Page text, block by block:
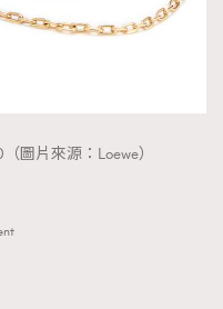
圖片來源：Loewe）